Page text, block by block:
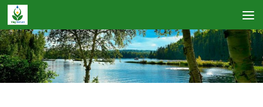
Skip to content